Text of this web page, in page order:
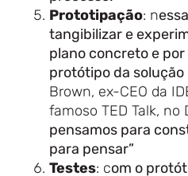
Prototipação: n
tangibilizar e
plano concreto e
protótipo da solução
Brown, ex-CEO da
famoso TED Talk, no
pensamos para
para pensar”
Testes: com o